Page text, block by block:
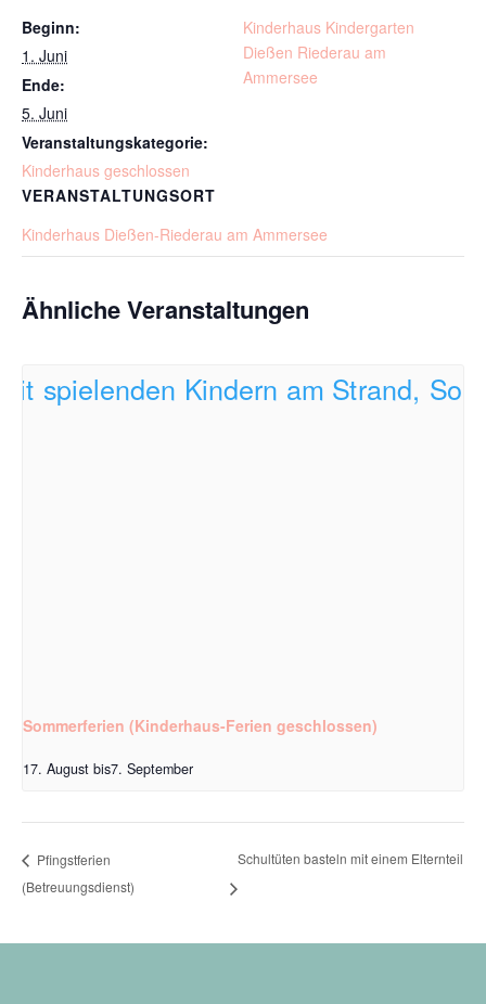
Beginn:
1. Juni
Ende:
5. Juni
Veranstaltungskategorie:
Kinderhaus geschlossen
VERANSTALTUNGSORT
Kinderhaus Dießen-Riederau am Ammersee
Kinderhaus Kindergarten
Dießen Riederau am
Ammersee
Ähnliche Veranstaltungen
Sommerferien (Kinderhaus-Ferien geschlossen)
17. August bis7. September
Pfingstferien
(Betreuungsdienst)
Schultüten basteln mit einem Elternteil